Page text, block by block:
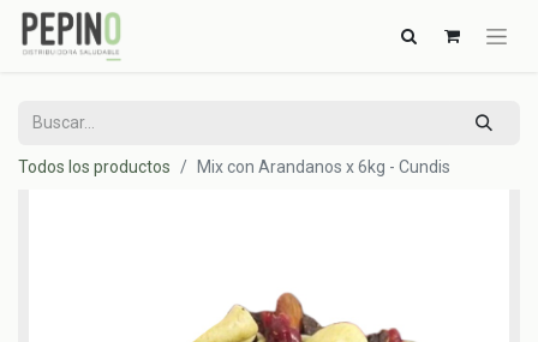
Todos los productos Mix con Arandanos x 6kg - Cundis